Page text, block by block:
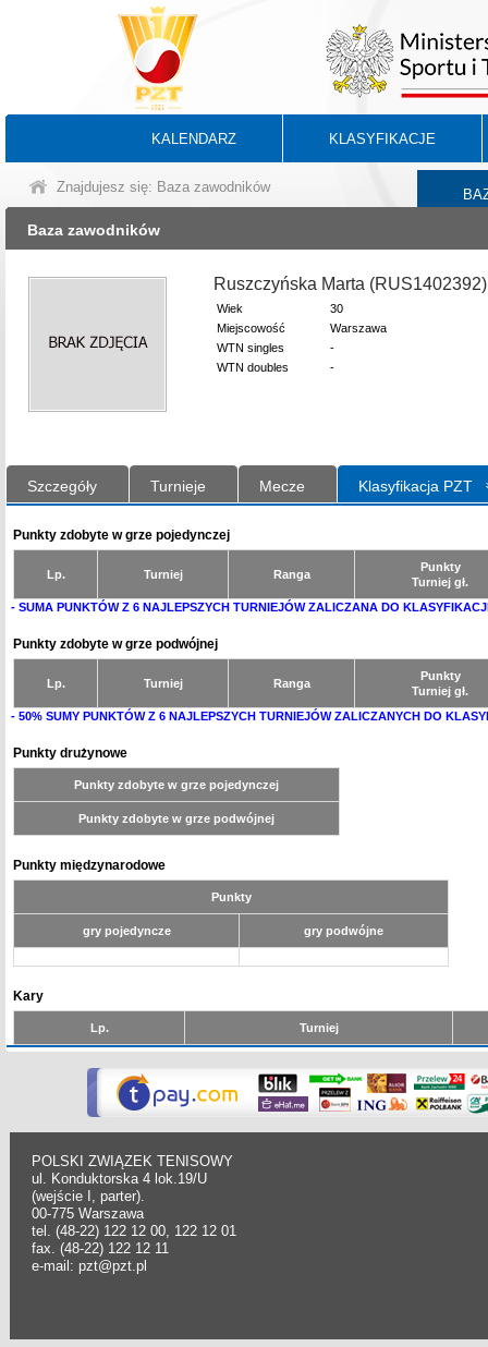
KALENDARZ KLASYFIKACJE
Znajdujesz się: Baza zawodników
Baza zawodników
Ruszczyńska Marta (RUS1402392)
Wiek
30
Miejscowość
Warszawa
WTN singles
-
WTN doubles
-
Szczegóły Turnieje Mecze Klasyfikacja PZT
Punkty zdobyte w grze pojedynczej
Lp. Turniej Ranga
Punkty
Turniej gł.
- SUMA PUNKTÓW Z 6 NAJLEPSZYCH TURNIEJÓW ZALICZANA DO
Punkty zdobyte w grze podwójnej
Lp. Turniej Ranga
Punkty
Turniej gł.
- 50% SUMY PUNKTÓW Z 6 NAJLEPSZYCH TURNIEJÓW ZALICZANYCH DO
Punkty drużynowe
Punkty zdobyte w grze pojedynczej
Punkty zdobyte w grze podwójnej
Punkty międzynarodowe
Punkty
gry pojedyncze gry podwójne
Kary
Lp. Turniej
POLSKI ZWIĄZEK TENISOWY
ul. Konduktorska 4 lok.19/U
(wejście I, parter).
00-775 Warszawa
tel. (48-22) 122 12 00, 122 12 01
fax. (48-22) 122 12 11
e-mail: pzt@pzt.pl